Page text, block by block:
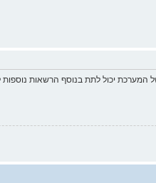
המערכת יכול לתת בנוסף הרשאות